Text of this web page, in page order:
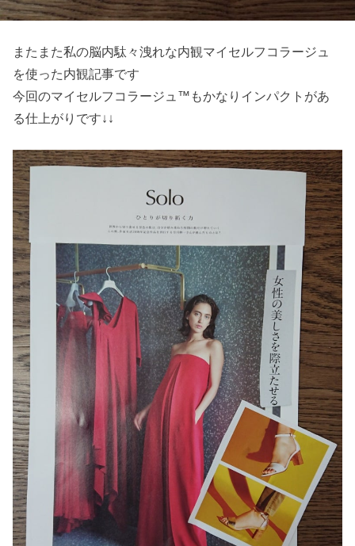
またまた私の脳内駄々洩れな内観マイセルフコラージュ
を使った内観記事です
今回のマイセルフコラージュ™もかなりインパクトがあ
る仕上がりです↓↓